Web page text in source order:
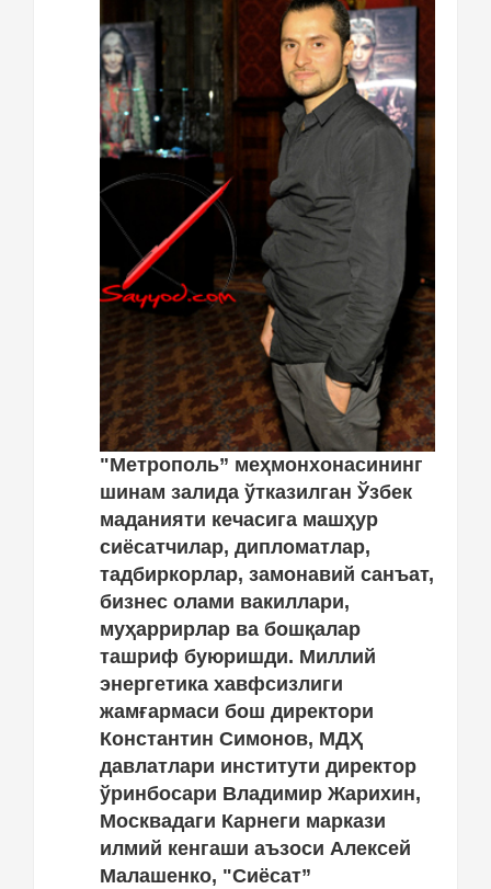
"Метрополь” меҳмонхонасининг
шинам залида ўтказилган Ўзбек
маданияти кечасига машҳур
сиёсатчилар, дипломатлар,
тадбиркорлар, замонавий санъат,
бизнес олами вакиллари,
муҳаррирлар ва бошқалар
ташриф буюришди. Миллий
энергетика хавфсизлиги
жамғармаси бош директори
Константин Симонов, МДҲ
давлатлари институти директор
ўринбосари Владимир Жарихин,
Москвадаги Карнеги маркази
илмий кенгаши аъзоси Алексей
Малашенко, "Сиёсат”